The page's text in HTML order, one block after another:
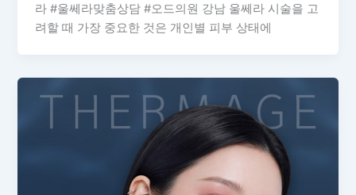
라 #울쎄라맞춤상담 #오드의원 강남 울쎄라 시술을 고
려할 때 가장 중요한 것은 개인별 피부 상태에